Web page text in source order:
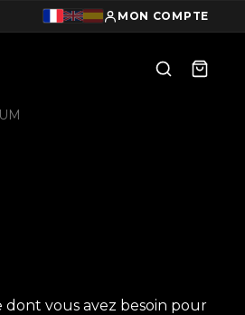
MON COMPTE
dont vous avez besoin pour